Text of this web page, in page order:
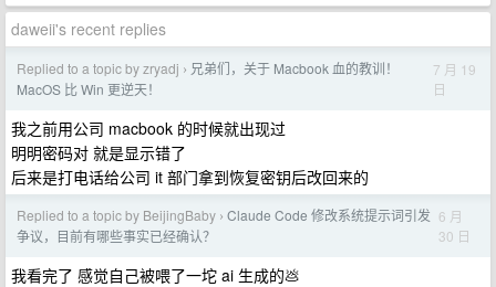
daweii's recent replies
Replied to a topic by zryadj › 兄弟们，关于 Macbook 血的教训！
MacOS 比 Win 更逆天！
7 月 19
日
我之前用公司 macbook 的时候就出现过
明明密码对 就是显示错了
后来是打电话给公司 it 部门拿到恢复密钥后改回来的
Replied to a topic by BeijingBaby › Claude Code 修改系统提示词引发
争议，目前有哪些事实已经确认？
6 月
30 日
我看完了 感觉自己被喂了一坨 ai 生成的💩